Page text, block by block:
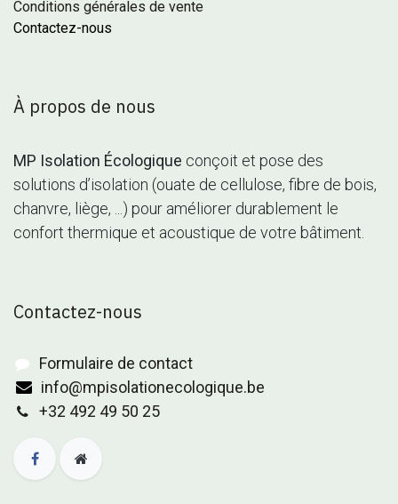
Conditions générales de vente
Contactez-nous
À propos de nous
MP Isolation Écologique conçoit et pose des
solutions d’isolation (ouate de cellulose, fibre de bois,
chanvre, liège, ...) pour améliorer durablement le
confort thermique et acoustique de votre bâtiment.
Contactez-nous
Formulaire de contact
info@mpisolationecologique.be
+32 492 49 50 25